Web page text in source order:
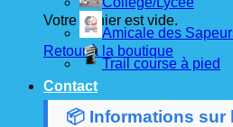
Votre panier est vide.
Retour à la boutique
📦 Informations sur
Amicale des
Trail course à pied
Contact